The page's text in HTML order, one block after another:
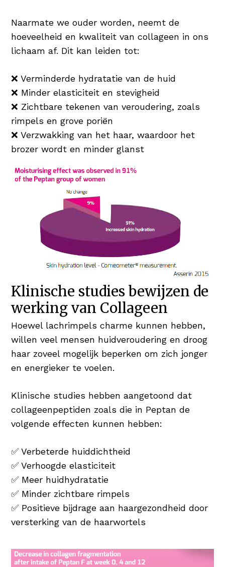
Naarmate we ouder worden, neemt de
hoeveelheid en kwaliteit van collageen in ons
lichaam af. Dit kan leiden tot:
❌ Verminderde hydratatie van de huid
❌ Minder elasticiteit en stevigheid
❌ Zichtbare tekenen van veroudering, zoals
rimpels en grove poriën
❌ Verzwakking van het haar, waardoor het
brozer wordt en minder glanst
Klinische studies bewijzen de
werking van Collageen
Hoewel lachrimpels charme kunnen hebben,
willen veel mensen huidveroudering en droog
haar zoveel mogelijk beperken om zich jonger
en energieker te voelen.
Klinische studies hebben aangetoond dat
collageenpeptiden zoals die in Peptan de
volgende effecten kunnen hebben:
✅ Verbeterde huiddichtheid
✅ Verhoogde elasticiteit
✅ Meer huidhydratatie
✅ Minder zichtbare rimpels
✅ Positieve bijdrage aan haargezondheid door
versterking van de haarwortels